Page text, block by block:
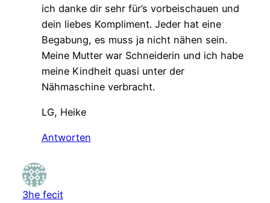
ich danke dir sehr für’s vorbeischauen und
dein liebes Kompliment. Jeder hat eine
Begabung, es muss ja nicht nähen sein.
Meine Mutter war Schneiderin und ich habe
meine Kindheit quasi unter der
Nähmaschine verbracht.
LG, Heike
Antworten
3he fecit